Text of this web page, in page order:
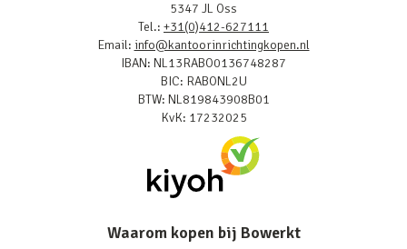
5347 JL Oss
Tel.: +31(0)412-627111
Email: info@kantoorinrichtingkopen.nl
IBAN: NL13RABO0136748287
BIC: RABONL2U
BTW: NL819843908B01
KvK: 17232025
Waarom kopen bij Bowerkt